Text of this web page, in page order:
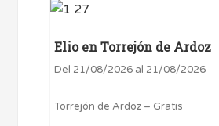
Elio en Torrejón de Ardoz
Del 21/08/2026 al 21/08/2026
Torrejón de Ardoz – Gratis